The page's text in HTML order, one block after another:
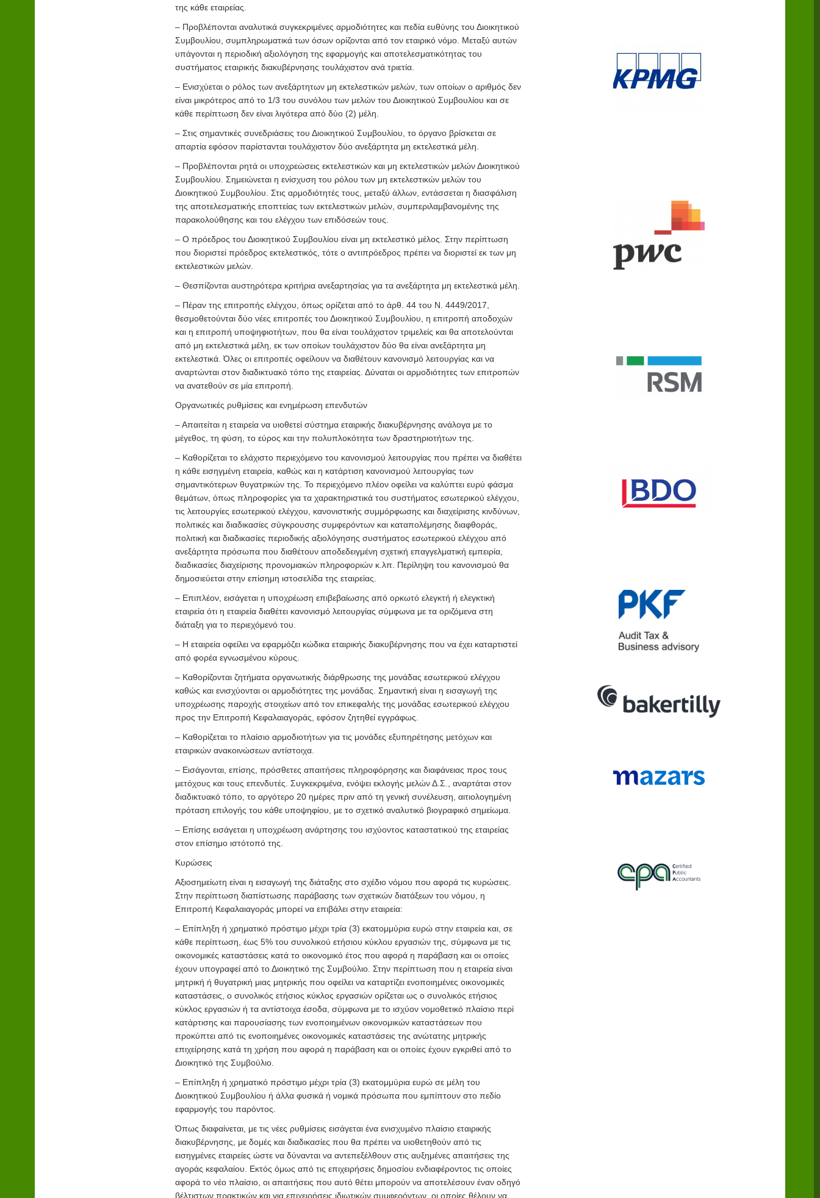
της κάθε εταιρείας.
– Προβλέπονται αναλυτικά συγκεκριμένες αρμοδιότητες και πεδία ευθύνης του Διοικητικού
Συμβουλίου, συμπληρωματικά των όσων ορίζονται από τον εταιρικό νόμο. Μεταξύ αυτών
υπάγονται η περιοδική αξιολόγηση της εφαρμογής και αποτελεσματικότητας του
συστήματος εταιρικής διακυβέρνησης τουλάχιστον ανά τριετία.
– Ενισχύεται ο ρόλος των ανεξάρτητων μη εκτελεστικών μελών, των οποίων ο αριθμός δεν
είναι μικρότερος από το 1/3 του συνόλου των μελών του Διοικητικού Συμβουλίου και σε
κάθε περίπτωση δεν είναι λιγότερα από δύο (2) μέλη.
– Στις σημαντικές συνεδριάσεις του Διοικητικού Συμβουλίου, το όργανο βρίσκεται σε
απαρτία εφόσον παρίστανται τουλάχιστον δύο ανεξάρτητα μη εκτελεστικά μέλη.
– Προβλέπονται ρητά οι υποχρεώσεις εκτελεστικών και μη εκτελεστικών μελών Διοικητικού
Συμβουλίου. Σημειώνεται η ενίσχυση του ρόλου των μη εκτελεστικών μελών του
Διοικητικού Συμβουλίου. Στις αρμοδιότητές τους, μεταξύ άλλων, εντάσσεται η διασφάλιση
της αποτελεσματικής εποπτείας των εκτελεστικών μελών, συμπεριλαμβανομένης της
παρακολούθησης και του ελέγχου των επιδόσεών τους.
– Ο πρόεδρος του Διοικητικού Συμβουλίου είναι μη εκτελεστικό μέλος. Στην περίπτωση
που διοριστεί πρόεδρος εκτελεστικός, τότε ο αντιπρόεδρος πρέπει να διοριστεί εκ των μη
εκτελεστικών μελών.
– Θεσπίζονται αυστηρότερα κριτήρια ανεξαρτησίας για τα ανεξάρτητα μη εκτελεστικά μέλη.
– Πέραν της επιτροπής ελέγχου, όπως ορίζεται από το άρθ. 44 του Ν. 4449/2017,
θεσμοθετούνται δύο νέες επιτροπές του Διοικητικού Συμβουλίου, η επιτροπή αποδοχών
και η επιτροπή υποψηφιοτήτων, που θα είναι τουλάχιστον τριμελείς και θα αποτελούνται
από μη εκτελεστικά μέλη, εκ των οποίων τουλάχιστον δύο θα είναι ανεξάρτητα μη
εκτελεστικά. Όλες οι επιτροπές οφείλουν να διαθέτουν κανονισμό λειτουργίας και να
αναρτώνται στον διαδικτυακό τόπο της εταιρείας. Δύναται οι αρμοδιότητες των επιτροπών
να ανατεθούν σε μία επιτροπή.
Οργανωτικές ρυθμίσεις και ενημέρωση επενδυτών
– Απαιτείται η εταιρεία να υιοθετεί σύστημα εταιρικής διακυβέρνησης ανάλογα με το
μέγεθος, τη φύση, το εύρος και την πολυπλοκότητα των δραστηριοτήτων της.
– Καθορίζεται το ελάχιστο περιεχόμενο του κανονισμού λειτουργίας που πρέπει να διαθέτει
η κάθε εισηγμένη εταιρεία , καθώς και η κατάρτιση κανονισμού λειτουργίας των
σημαντικότερων θυγατρικών της. Το περιεχόμενο πλέον οφείλει να καλύπτει ευρύ φάσμα
θεμάτων, όπως πληροφορίες για τα χαρακτηριστικά του συστήματος εσωτερικού ελέγχου,
τις λειτουργίες εσωτερικού ελέγχου, κανονιστικής συμμόρφωσης και διαχείρισης κινδύνων,
πολιτικές και διαδικασίες σύγκρουσης συμφερόντων και καταπολέμησης διαφθοράς,
πολιτική και διαδικασίες περιοδικής αξιολόγησης συστήματος εσωτερικού ελέγχου από
ανεξάρτητα πρόσωπα που διαθέτουν αποδεδειγμένη σχετική επαγγελματική εμπειρία,
διαδικασίες διαχείρισης προνομιακών πληροφοριών κ.λπ. Περίληψη του κανονισμού θα
δημοσιεύεται στην επίσημη ιστοσελίδα της εταιρείας.
– Επιπλέον, εισάγεται η υποχρέωση επιβεβαίωσης από ορκωτό ελεγκτή ή ελεγκτική
εταιρεία ότι η εταιρεία διαθέτει κανονισμό λειτουργίας σύμφωνα με τα οριζόμενα στη
διάταξη για το περιεχόμενό του.
– Η εταιρεία οφείλει να εφαρμόζει κώδικα εταιρικής διακυβέρνησης που να έχει καταρτιστεί
από φορέα εγνωσμένου κύρους.
– Καθορίζονται ζητήματα οργανωτικής διάρθρωσης της μονάδας εσωτερικού ελέγχου
καθώς και ενισχύονται οι αρμοδιότητες της μονάδας. Σημαντική είναι η εισαγωγή της
υποχρέωσης παροχής στοιχείων από τον επικεφαλής της μονάδας εσωτερικού ελέγχου
προς την Επιτροπή Κεφαλαιαγοράς, εφόσον ζητηθεί εγγράφως.
– Καθορίζεται το πλαίσιο αρμοδιοτήτων για τις μονάδες εξυπηρέτησης μετόχων και
εταιρικών ανακοινώσεων αντίστοιχα.
– Εισάγονται, επίσης, πρόσθετες απαιτήσεις πληροφόρησης και διαφάνειας προς τους
μετόχους και τους επενδυτές. Συγκεκριμένα, ενόψει εκλογής μελών Δ.Σ., αναρτάται στον
διαδικτυακό τόπο, το αργότερο 20 ημέρες πριν από τη γενική συνέλευση, αιτιολογημένη
πρόταση επιλογής του κάθε υποψηφίου, με το σχετικό αναλυτικό βιογραφικό σημείωμα.
– Επίσης εισάγεται η υποχρέωση ανάρτησης του ισχύοντος καταστατικού της εταιρείας
στον επίσημο ιστότοπό της.
Κυρώσεις
Αξιοσημείωτη είναι η εισαγωγή της διάταξης στο σχέδιο νόμου που αφορά τις κυρώσεις.
Στην περίπτωση διαπίστωσης παράβασης των σχετικών διατάξεων του νόμου, η
Επιτροπή Κεφαλαιαγοράς μπορεί να επιβάλει στην εταιρεία:
– Επίπληξη ή χρηματικό πρόστιμο μέχρι τρία (3) εκατομμύρια ευρώ στην εταιρεία και, σε
κάθε περίπτωση, έως 5% του συνολικού ετήσιου κύκλου εργασιών της, σύμφωνα με τις
οικονομικές καταστάσεις κατά το οικονομικό έτος που αφορά η παράβαση και οι οποίες
έχουν υπογραφεί από το Διοικητικό της Συμβούλιο. Στην περίπτωση που η εταιρεία είναι
μητρική ή θυγατρική μιας μητρικής που οφείλει να καταρτίζει ενοποιημένες οικονομικές
καταστάσεις, ο συνολικός ετήσιος κύκλος εργασιών ορίζεται ως ο συνολικός ετήσιος
κύκλος εργασιών ή τα αντίστοιχα έσοδα, σύμφωνα με το ισχύον νομοθετικό πλαίσιο περί
κατάρτισης και παρουσίασης των ενοποιημένων οικονομικών καταστάσεων που
προκύπτει από τις ενοποιημένες οικονομικές καταστάσεις της ανώτατης μητρικής
επιχείρησης κατά τη χρήση που αφορά η παράβαση και οι οποίες έχουν εγκριθεί από το
Διοικητικό της Συμβούλιο.
– Επίπληξη ή χρηματικό πρόστιμο μέχρι τρία (3) εκατομμύρια ευρώ σε μέλη του
Διοικητικού Συμβουλίου ή άλλα φυσικά ή νομικά πρόσωπα που εμπίπτουν στο πεδίο
εφαρμογής του παρόντος.
Όπως διαφαίνεται, με τις νέες ρυθμίσεις εισάγεται ένα ενισχυμένο πλαίσιο εταιρικής
διακυβέρνησης, με δομές και διαδικασίες που θα πρέπει να υιοθετηθούν από τις
εισηγμένες εταιρείες ώστε να δύνανται να αντεπεξέλθουν στις αυξημένες απαιτήσεις της
αγοράς κεφαλαίου. Εκτός όμως από τις επιχειρήσεις δημοσίου ενδιαφέροντος τις οποίες
αφορά το νέο πλαίσιο, οι απαιτήσεις που αυτό θέτει μπορούν να αποτελέσουν έναν οδηγό
βέλτιστων πρακτικών και για επιχειρήσεις ιδιωτικών συμφερόντων, οι οποίες θέλουν να